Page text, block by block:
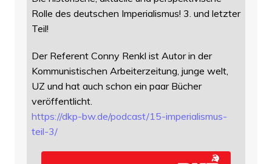
Rolle des deutschen Imperialismus! 3. und letzter
Teil!
Der Referent Conny Renkl ist Autor in der
Kommunistischen Arbeiterzeitung, junge welt,
UZ und hat auch schon ein paar Bücher
veröffentlicht.
https://dkp-bw.de/podcast/15-imperialismus-
teil-3/